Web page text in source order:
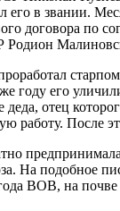
его в звании.
договора по
году его
отец
работу. После
На подобное
ВОВ, на